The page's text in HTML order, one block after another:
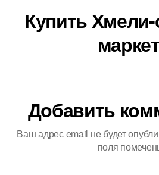
Купить
Добавить
Ваш адрес email не будет
поля